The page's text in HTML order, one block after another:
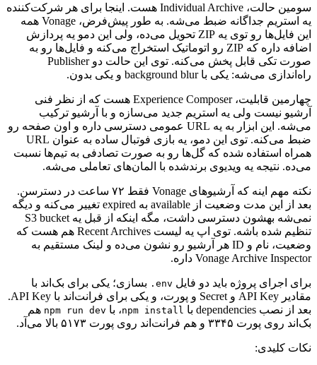
سومین حالت، Individual Archive هست. اینجا برای هر شرکت‌کننده
یه استریم جداگانه ضبط می‌شه. به طور پیش‌فرض، Vonage همه
این فایل‌ها رو توی یه ZIP تحویل می‌ده، ولی این دمو یه پردازش
اضافه داره که ZIP رو اتوماتیک استخراج می‌کنه و فایل‌ها رو به
صورت تکی قابل پخش می‌کنه. توی این حالت دو Publisher
راه‌اندازی می‌شه: یکی با background blur و یکی بدون.
چهارمین قابلیت، Experience Composer هست که از نظر فنی
آرشیو نیست ولی یه استریم جدید می‌سازه و با آرشیو ترکیب
می‌شه. این ابزار به یه URL عمومی دسترسی داره و اون صفحه رو
ضبط می‌کنه. توی این دمو، یه بازی فوتبال ساده به عنوان URL
همراه استفاده شده که گل‌ها رو به صورت تصادفی به تیم‌ها نسبت
می‌ده. نتیجه یه ویدیوی برندشده با المان‌های تعاملی می‌شه.
نکته مهم اینه که آرشیوهای Vonage فقط ۷۲ ساعت در دسترسن.
بعد از این مدت وضعیت از available به expired تغییر می‌کنه و دیگه
نمی‌شه بهشون دسترسی داشت، مگه اینکه از قبل یه S3 bucket
تنظیم شده باشه. توی اپ یه لیست Recent Archives هم هست که
وضعیت، نام و ID هر آرشیو رو نشون می‌ده و لینک مستقیم به
Vonage Archive Inspector داره.
برای اجرای پروژه باید دو فایل .env بسازی؛ یکی برای بک‌اند با
مقادیر API Key و Secret و پورت، و یکی برای فرانت‌اند با API Key
.
بعد از نصب dependencies با npm install، با npm run dev هم
بک‌اند روی پورت ۳۳۴۵ و هم فرانت‌اند روی پورت ۵۱۷۳ بالا می‌آد.
نکات کلیدی: